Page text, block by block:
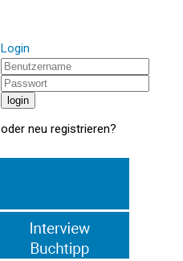
Login
oder neu registrieren?